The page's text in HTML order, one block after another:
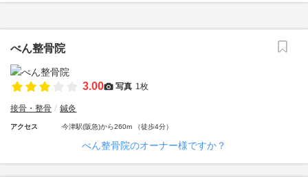
べん整骨院
3.00 写真 1枚
接骨・整骨 鍼灸
アクセス 今津駅(阪急)から260m （徒歩4分）
べん整骨院のオーナー様ですか？